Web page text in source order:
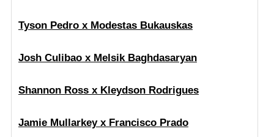
Tyson Pedro x Modestas Bukauskas
Josh Culibao x Melsik Baghdasaryan
Shannon Ross x Kleydson Rodrigues
Jamie Mullarkey x Francisco Prado